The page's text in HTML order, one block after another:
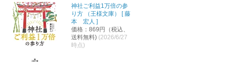
神社ご利益1万倍の参
り方 （王様文庫） [ 藤
本 宏人 ]
価格：869円（税込、
送料無料) (2026/6/27
時点)